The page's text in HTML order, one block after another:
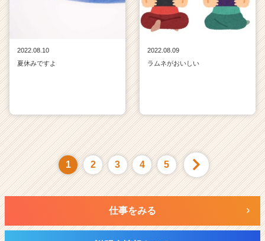
2022.08.10
夏休みですよ
2022.08.09
ラムネがおいしい
1 2 3 4 5
仕事をみる